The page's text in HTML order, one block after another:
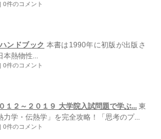
0件のコメント
ンドブック 本書は1990年に初版が出版さ
本熱物性...
0件のコメント
１２～２０１９ 大学院入試問題で学ぶ... 東
力学・伝熱学」を完全攻略！「思考のプ...
0件のコメント